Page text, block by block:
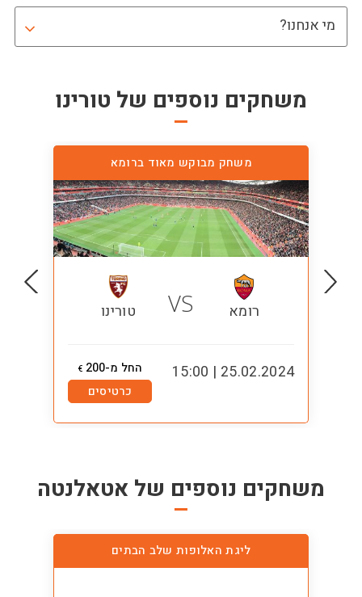
מי אנחנו?
משחקים נוספים של טורינו
משחק מבוקש מאוד ברומא
רומא VS טורינו
25.02.2024 | 15:00 החל מ-200 €
כרטיסים
משחקים נוספים של אטאלנטה
ליגת האלופות שלב הבתים